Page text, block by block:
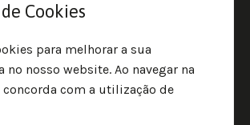
Termos e Condições
Política de Cookies
Cookies
para melhorar a sua
no nosso website. Ao navegar na
concorda com a utilização de